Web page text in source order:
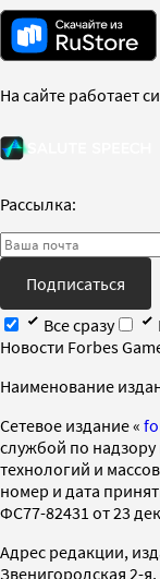
На сайте работает
Рассылка:
Подписаться
Все сразу
Новости Forbes
Наименование
Cетевое издание «
службой по
технологий и
номер и дата
ФС77-82431 от 23
Адрес редакции,
Звенигородская 2-я,